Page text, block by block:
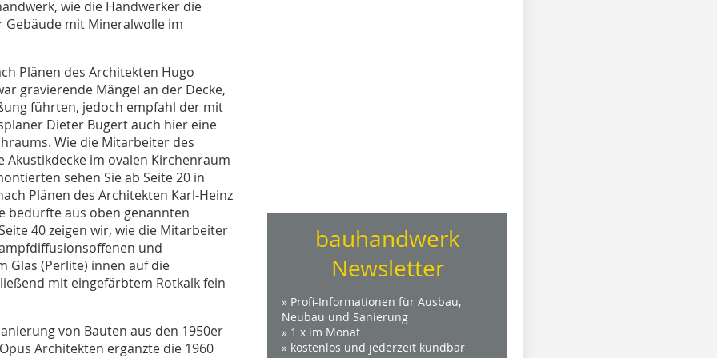
wie die Handwerker die
Gebäude mit Mineralwolle im
Plänen des Architekten Hugo
gravierende Mängel an der Decke,
führten, jedoch empfahl der mit
Dieter Bugert auch hier eine
Wie die Mitarbeiter des
im ovalen Kirchenraum
sehen Sie ab Seite 20 in
Plänen des Architekten Karl-Heinz
bedurfte aus oben genannten
40 zeigen wir, wie die Mitarbeiter
und
Glas (Perlite) innen auf die
mit eingefärbtem Rotkalk fein
von Bauten aus den 1950er
Architekten ergänzte die 1960
bauhandwerk
Newsletter
» Profi-Informationen für Ausbau,
Neubau und Sanierung
» 1 x im Monat
» kostenlos und jederzeit kündbar